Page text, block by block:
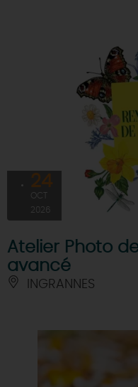
24
OCT
2026
Atelier Photo
avancé
INGRANNES